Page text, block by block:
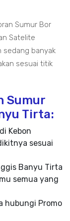
Sumur Bor
Satelite
sedang banyak
sesuai titik
Sumur
Tirta:
Kebon
sesuai
Banyu Tirta
semua yang
hubungi Promo